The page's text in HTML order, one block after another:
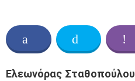
Ελεωνόρας Σταθοπούλου